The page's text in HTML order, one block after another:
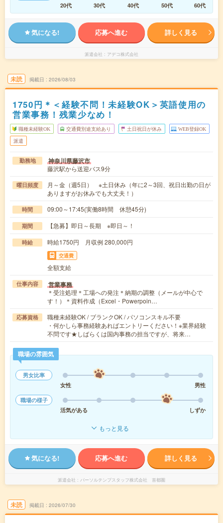
20代
30代 40代 50代 60代
気になる! 応募へ進む 詳しく見る
派遣会社 アデコ株式会社
未読 掲載日 2026/08/03
1750円＊＜経験不問！未経験OK＞英語使用の
営業事務！残業少なめ！
職種未経験OK 交通費別途支給あり 土日祝日が休み WEB登録OK
派遣
勤務地 神奈川県藤沢市
藤沢駅から送迎バス9分
曜日頻度
月～金（週5日） ※土日休み（年に2～3回、祝日出勤の日が
ありますがお休みでも大丈夫！）
時間 09:00～17:45(実働8時間 休憩45分)
期間 【急募】即日～長期 ※即日～！
時給 時給1750円 月収例 280,000円
交通費
全額支給
仕事内容 営業事務
＊受注処理＊工場への発注＊納期の調整（メールが中心で
す！）＊資料作成（Excel・Powerpoin…
応募資格
職種未経験OK / ブランクOK / パソコンスキル不要
・何かしら事務経験あればエントリーください！※業界経験
不問です★しばらくは国内事務の担当ですが、将来…
職場の雰囲気
男女比率
女性
男性
職場の様子
活気がある
しずか
もっと見る
気になる! 応募へ進む 詳しく見る
派遣会社 パーソルテンプスタッフ株式会社 首都圏
未読 掲載日 2026/07/30